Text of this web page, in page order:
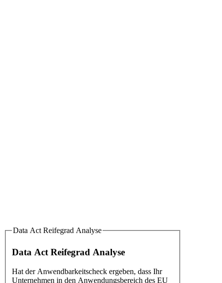
Data Act Reifegrad Analyse
Data Act Reifegrad Analyse
Hat der Anwendbarkeitscheck ergeben, dass Ihr
Unternehmen in den Anwendungsbereich des EU